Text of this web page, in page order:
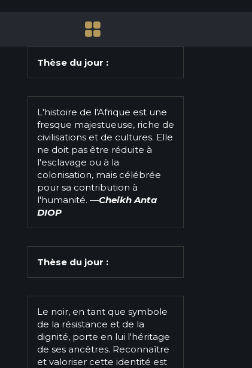
Thèse du jour :
L'histoire de l'Afrique est une
fresque majestueuse, riche de
civilisations et de cultures. Elle
ne doit pas être réduite à
l'esclavage ou à la
colonisation, mais célébrée
pour sa contribution à
l'humanité. —Cheikh Anta
DIOP
Thèse du jour :
Le noir, en tant que symbole
de la résistance et de la
dignité, porte en lui l'héritage
de ses ancêtres. Reconnaître
et valoriser cette identité est